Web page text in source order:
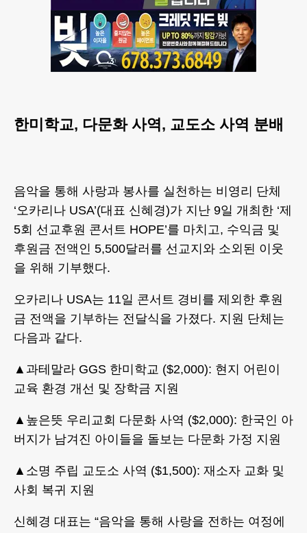
한미학교, 다문화 사역, 교도소 사역 분배
음악을 통해 사랑과 봉사를 실천하는 비영리 단체
‘오카리나 USA’(대표 신혜경)가 지난 9일 개최한 ‘제
5회 선교후원 콘서트 HOPE’를 마치고, 수익금 및
후원금 전액인 5,500달러를 선교지와 소외된 이웃
을 위해 기부했다.
오카리나 USA는 11일 콘서트 경비를 제외한 후원
금 전액을 기부하는 전달식을 가졌다. 지원 단체는
다음과 같다.
▲과테말라 GGS 한미학교 ($2,000): 현지 어린이
교육 환경 개선 및 장학금 지원
▲높은뜻 우리교회 다문화 사역 ($2,000): 한국인 아
버지가 남겨진 아이들을 돌보는 다문화 가정 지원
▲소명 주립 교도소 사역 ($1,500): 재소자 교화 및
사회 복귀 지원
신혜경 대표는 “음악을 통해 사랑을 전하는 여정에